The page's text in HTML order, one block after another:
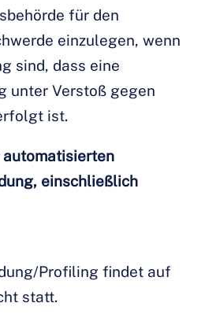
für den
einzulegen, wenn
sind, dass eine
unter Verstoß gegen
ist.
automatisierten
einschließlich
Profiling findet auf
statt.